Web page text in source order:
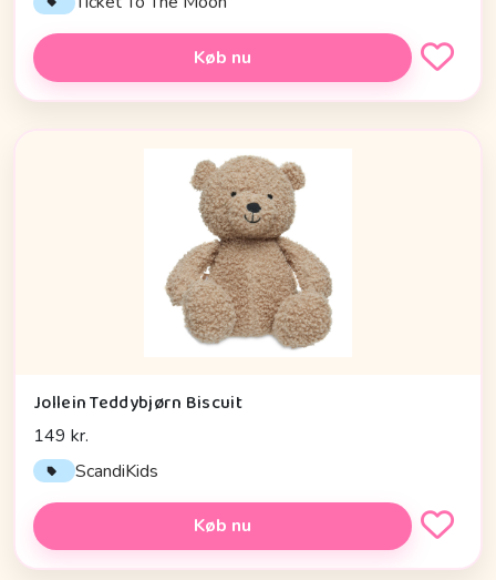
Køb nu
Jollein Teddybjørn Biscuit
149 kr.
ScandiKids
Køb nu